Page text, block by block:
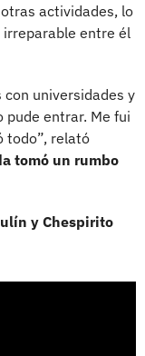
actividades, lo
entre él
universidades y
pude entrar. Me fui
todo”, relató
tomó un rumbo
y Chespirito